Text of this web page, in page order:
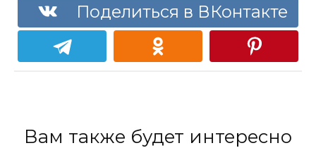
Поделиться в ВКонтакте
Вам также будет интересно